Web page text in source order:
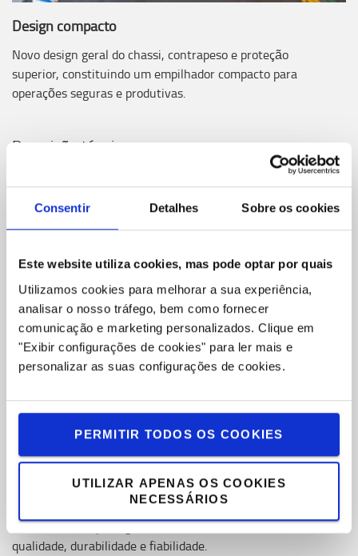
Consentir Detalhes Sobre os cookies
Este website utiliza cookies, mas pode optar por quais
Utilizamos cookies para melhorar a sua experiência,
analisar o nosso tráfego, bem como fornecer
comunicação e marketing personalizados. Clique em
"Exibir configurações de cookies" para ler mais e
personalizar as suas configurações de cookies.
PERMITIR TODOS OS COOKIES
UTILIZAR APENAS OS COOKIES
NECESSÁRIOS
Design compacto
Novo design geral do chassi, contrapeso e proteção
superior, constituindo um empilhador compacto para
operações seguras e produtivas.
Descrição técnica
Toyota SAS (Sistema de Estabilidade Ativa) incluindo
Sistema de energia Toyota AC2
Toyota OPS (Sensor de Presença do Operador)
Mastro de ampla visibilidade (V 3270 mm)
Garfos longos (Comprimento: 800 mm)
Bastidor (Comprimento: 920 mm)
Válvula de 3 vias
Alavancas do lado do operador com interruptor de direção
Descida de garfos sem impacto
Direção totalmente hidráulica
Inclinação da coluna de direção com memória
Botão de emergência
Como todos os empilhadores Toyota, os empilhadores
elétricos Traigo24 são construídos de acordo com o Sistema
de Produção Toyota, garantindo os mais elevados níveis de
qualidade, durabilidade e fiabilidade.